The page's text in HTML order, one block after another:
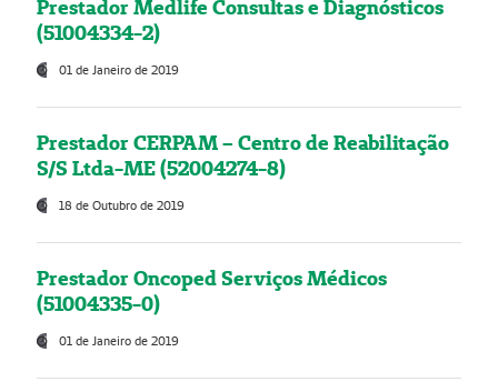
Prestador Medlife Consultas e Diagnósticos
(51004334-2)
01 de Janeiro de 2019
Prestador CERPAM – Centro de Reabilitação
S/S Ltda-ME (52004274-8)
18 de Outubro de 2019
Prestador Oncoped Serviços Médicos
(51004335-0)
01 de Janeiro de 2019